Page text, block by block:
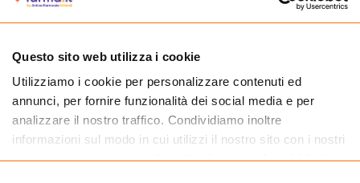
Questo sito web utilizza i cookie
Utilizziamo i cookie per personalizzare contenuti ed
annunci, per fornire funzionalità dei social media e per
analizzare il nostro traffico. Condividiamo inoltre
informazioni sul modo in cui utilizzi il nostro sito con i nostri
partner che si occupano di analisi dei dati web, pubblicità e
Cliccando il badge, puoi verificare che Farma.it è un'entità regolarmente
autorizzata dal Ministero della Salute a effettuare la vendita online di
medicinali.